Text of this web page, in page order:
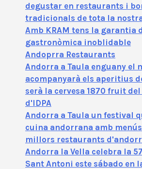
degustar en restaurants i
tradicionals de tota la
Amb KRAM tens la garantia
gastronòmica inoblidable
Andoprra Restaurants
Andorra a Taula enguany el
acompanyarà els aperitius
serà la cervesa 1870 fruit
d'IDPA
Andorra a Taula un festival
cuina andorrana amb
millors restaurants
Andorra la Vella celebra la
Sant Antoni este sábado en